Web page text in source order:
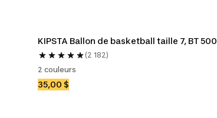
KIPSTA Ballon de basketball taille 7, BT 500
(2 182)
2 couleurs
35,00 $